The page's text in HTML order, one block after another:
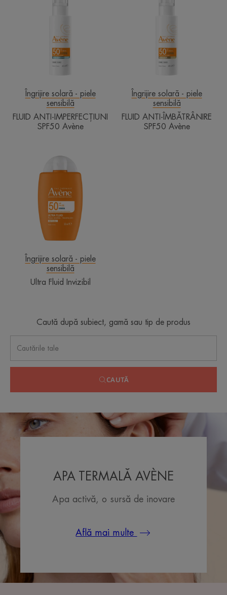
SPF50
Avène
Îngrijire solară - piele
sensibilă
FLUID ANTI-IMPERFECȚIUNI
SPF50 Avène
SPF50
Avène
Îngrijire solară - piele
sensibilă
FLUID ANTI-ÎMBĂTRÂNIRE
SPF50 Avène
Ultra
Invizibil
Îngrijire solară - piele
sensibilă
Ultra Fluid Invizibil
Caută după subiect, gamă sau tip de produs
CAUTĂ
APA TERMALĂ AVÈNE
Apa activă, o sursă de inovare
Află mai multe